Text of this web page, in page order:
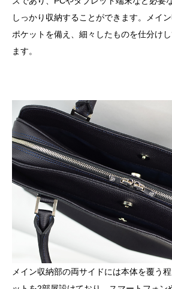
しっかり収納することができます。メイ
ポケットを備え、細々したものを仕分け
ます。
メイン収納部の両サイドには本体を覆う